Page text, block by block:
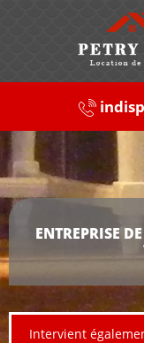
ENTREPRISE
Intervient